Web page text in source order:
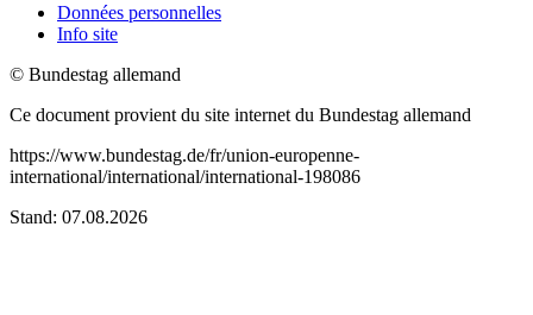
Données personnelles
Info site
© Bundestag allemand
Ce document provient du site internet du Bundestag allemand
https://www.bundestag.de/fr/union-europenne-
international/international/international-198086
Stand: 07.08.2026